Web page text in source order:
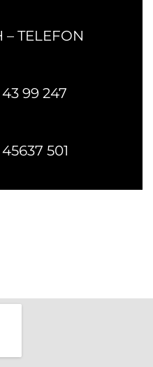
– TELEFON
99 247
501